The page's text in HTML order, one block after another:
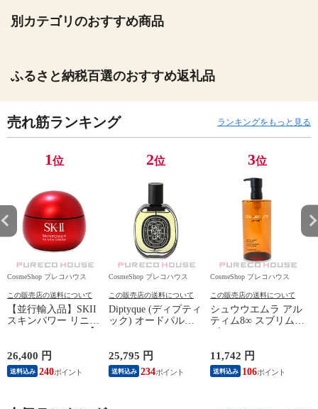
別カテゴリのおすすめ商品
ふるさと納税百選のおすすめ返礼品
売れ筋ランキング ランキングをもっと見る
1位
CosmeShop プレコハウス
この販売店の送料について
【並行輸入品】SKII
スキンパワー リニュ
エスケーツー 】
26,400 円
送料込み 240
2位
CosmeShop プレコハウス
この販売店の送料について
Diptyque (ディプティ
ック) オードパルフ
25,795 円
送料込み 234
3位
CosmeShop プレコハウス
この販売店の送料について
シュウウエムラ アル
ティム8∞ スブリム
11,742 円
送料込み 106